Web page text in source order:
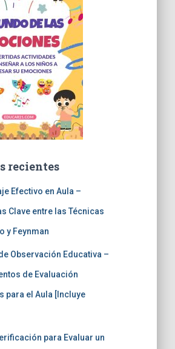
recientes
Efectivo en Aula –
Clave entre las Técnicas
y Feynman
Observación Educativa –
de Evaluación
para el Aula [Incluye
para Evaluar un